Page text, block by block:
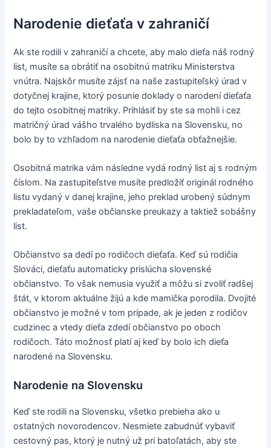
Narodenie dieťaťa v zahraničí
Ak ste rodili v zahraničí a chcete, aby malo dieťa náš rodný
list, musíte sa obrátiť na osobitnú matriku Ministerstva
vnútra. Najskôr musíte zájsť na naše zastupiteľský úrad v
dotyčnej krajine, ktorý posunie doklady o narodení dieťaťa
do tejto osobitnej matriky. Prihlásiť by ste sa mohli i cez
matričný úrad vášho trvalého bydliska na Slovensku, no
bolo by to vzhľadom na narodenie dieťaťa obťažnejšie.
Osobitná matrika vám následne vydá rodný list aj s rodným
číslom. Na zastupiteľstve musíte predložiť originál rodného
listu vydaný v danej krajine, jeho preklad urobený súdnym
prekladateľom, vaše občianske preukazy a taktiež sobášny
list.
Občianstvo sa dedí po rodičoch dieťaťa. Keď sú rodičia
Slováci, dieťaťu automaticky prislúcha slovenské
občianstvo. To však nemusia využiť a môžu si zvoliť radšej
štát, v ktorom aktuálne žijú a kde mamička porodila. Dvojité
občianstvo je možné v tom prípade, ak je jeden z rodičov
cudzinec a vtedy dieťa zdedí občianstvo po oboch
rodičoch. Táto možnosť platí aj keď by bolo ich dieťa
narodené na Slovensku.
Narodenie na Slovensku
Keď ste rodili na Slovensku, všetko prebieha ako u
ostatných novorodencov. Nesmiete zabudnúť vybaviť
cestovný pas, ktorý je nutný už pri batoľatách, aby ste